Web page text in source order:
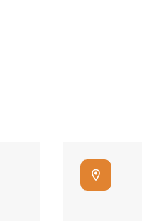
location_on